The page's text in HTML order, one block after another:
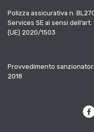
Polizza assicurativa n.
Services SE ai sensi
(UE) 2020/1503
Provvedimento
2018